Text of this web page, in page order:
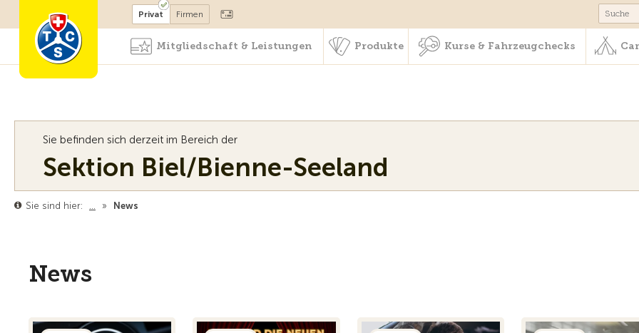
Mitglied werden Kurse & Fahrzeugchecks
Privat Firmen
Mitgliedschaft & Leistungen Produkte Kurse & Fahrzeugchecks
Sie befinden sich derzeit im Bereich der
Sektion Biel/Bienne-Seeland
Sie sind hier: … » News
News